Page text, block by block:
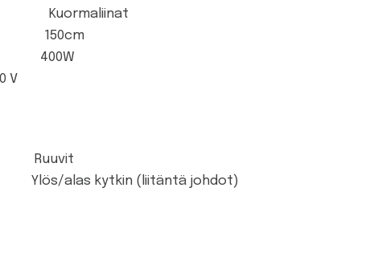
Kuormaliinat
150cm
V
Ruuvit
kytkin (liitäntä johdot)